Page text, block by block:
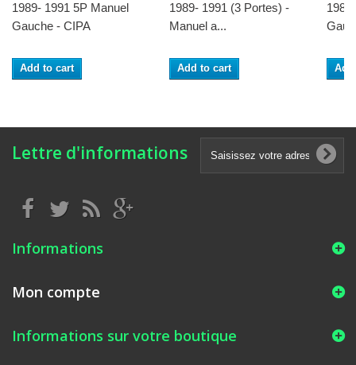
1989- 1991 5P Manuel
Gauche - CIPA
Add to cart
1989- 1991 (3 Portes) -
Manuel a...
Add to cart
1989
Lettre d'informations
Informations
Mon compte
Informations sur votre boutique